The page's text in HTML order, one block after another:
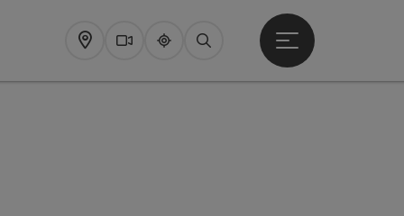
Map WebcamsUpperguide
Zoeken
Startmenu openen